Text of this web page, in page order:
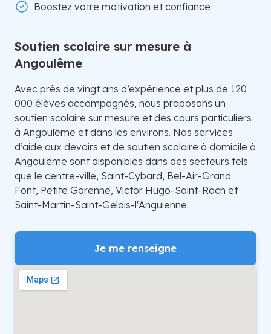
Boostez votre motivation et confiance
Soutien scolaire sur mesure à
Angoulême
Avec près de vingt ans d’expérience et plus de 120
000 élèves accompagnés, nous proposons un
soutien scolaire sur mesure et des cours particuliers
à Angoulême et dans les environs. Nos services
d’aide aux devoirs et de soutien scolaire à domicile à
Angoulême sont disponibles dans des secteurs tels
que le centre-ville, Saint-Cybard, Bel-Air-Grand
Font, Petite Garenne, Victor Hugo-Saint-Roch et
Saint-Martin-Saint-Gelais-l'Anguienne.
Je me renseigne